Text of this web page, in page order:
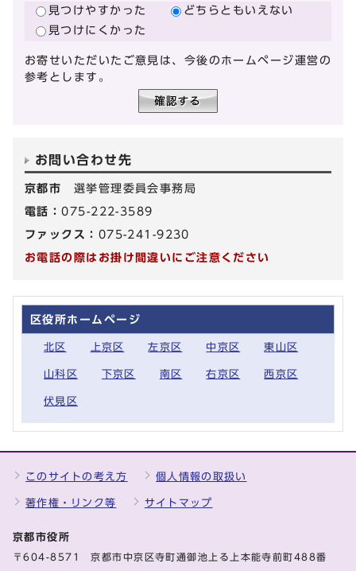
見つけやすかった
どちらともいえない
見つけにくかった
お寄せいただいたご意見は、今後のホームページ運営の
参考とします。
お問い合わせ先
京都市 選挙管理委員会事務局
電話：075-222-3589
ファックス： 075-241-9230
お電話の際はお掛け間違いにご注意ください
区役所ホームページ
北区 上京区 左京区 中京区 東山区
山科区 下京区 南区 右京区 西京区
伏見区
このサイトの考え方 個人情報の取扱い
著作権・リンク等 サイトマップ
京都市役所
〒604-8571 京都市中京区寺町通御池上る上本能寺前町488番